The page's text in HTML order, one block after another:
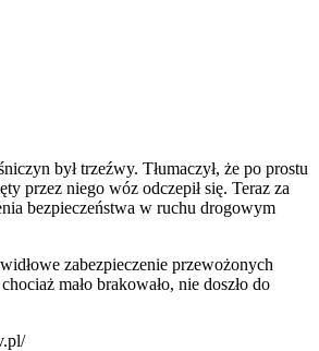
był trzeźwy. Tłumaczył, że po prostu
przez niego wóz odczepił się. Teraz za
bezpieczeństwa w ruchu drogowym
zabezpieczenie przewożonych
mało brakowało, nie doszło do